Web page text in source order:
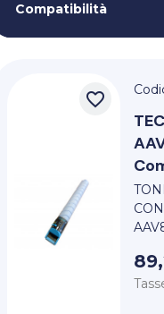
Compatibilità
favorite_border